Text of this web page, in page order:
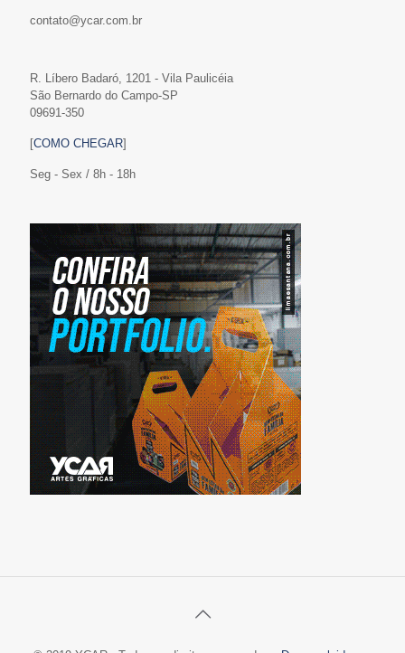
contato@ycar.com.br
R. Líbero Badaró, 1201 - Vila Paulicéia
São Bernardo do Campo-SP
09691-350
[COMO CHEGAR]
Seg - Sex / 8h - 18h